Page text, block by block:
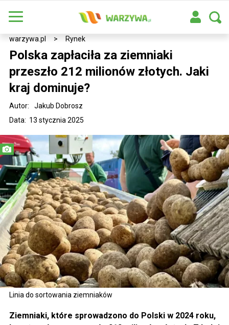
warzywa.pl > Rynek
Linia do sortowania ziemniaków
Polska zapłaciła za ziemniaki
przeszło 212 milionów złotych. Jaki
kraj dominuje?
Data: 13 stycznia 2025
Autor: Jakub Dobrosz
Ziemniaki, które sprowadzono do Polski w 2024 roku,